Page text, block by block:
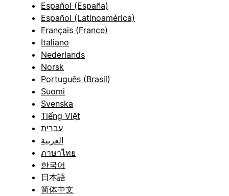
Español (España)
Español (Latinoamérica)
Français (France)
Italiano
Nederlands
Norsk
Português (Brasil)
Suomi
Svenska
Tiếng Việt
עברית
العربية
ภาษาไทย
한국어
日本語
简体中文